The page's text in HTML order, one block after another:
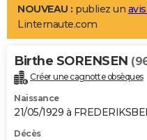
LIFESTYLE
Art de vivre
Bien-être
Loisirs
Mode
Modes de vie
Alimentation
Guide de la santé
Maladies
Médicaments
Sommeil
VOYAGE
Destinations
City break
Voyage nature
Voyage de noces
Forum
Climat
+PHOTO
GUIDES D'ACHAT
NOUVEAU : publiez un
Linternaute.com
Birthe SORENSEN
Créer une cagnotte obsèques
Naissance
21/05/1929 à
Décès